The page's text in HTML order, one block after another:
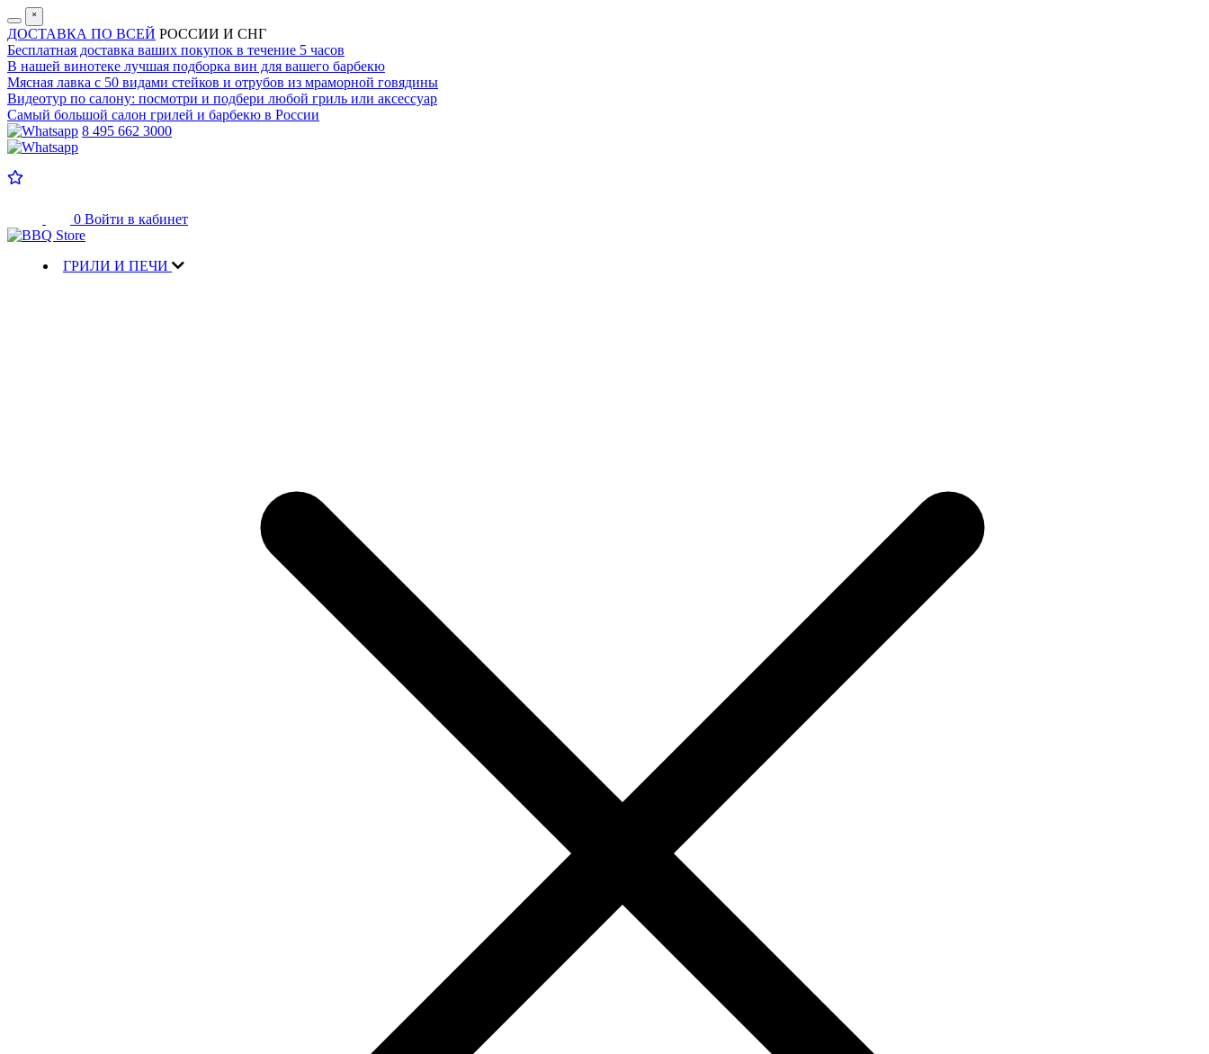
˟
ДОСТАВКА ПО ВСЕЙ РОССИИ И СНГ
Бесплатная доставка ваших покупок в течение 5 часов
В нашей винотеке лучшая подборка вин для вашего барбекю
Мясная лавка с 50 видами стейков и отрубов из мраморной говядины
Видеотур по салону: посмотри и подбери любой гриль или аксессуар
Самый большой салон грилей и барбекю в России
8 495 662 3000
0 Войти в кабинет
ГРИЛИ И ПЕЧИ